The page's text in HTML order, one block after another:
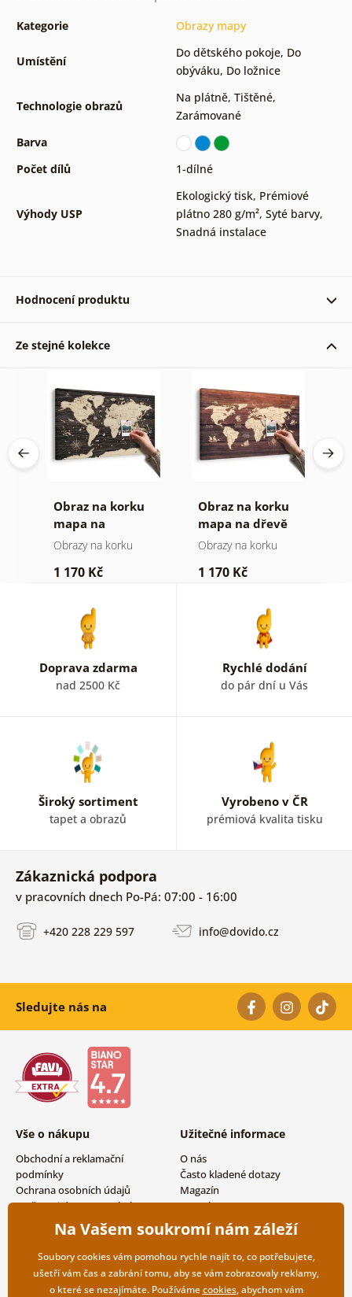
Kategorie Obrazy mapy
Umístění
Do dětského pokoje, Do
obýváku, Do ložnice
Technologie obrazů
Na plátně, Tištěné,
Zarámované
Barva
Počet dílů
1-dílné
Výhody USP
Ekologický tisk, Prémiové
plátno 280 g/m², Syté barvy,
Snadná instalace
Hodnocení produktu
Ze stejné kolekce
Obraz na korku
mapa na
dřevěném pozadí
Obrazy na korku
1 170 Kč
Obraz na korku
mapa na dřevě
Obrazy na korku
1 170 Kč
Doprava zdarma
nad 2500 Kč
Rychlé dodání
do pár dní u Vás
Široký sortiment
tapet a obrazů
Vyrobeno v ČR
prémiová kvalita tisku
Zákaznická podpora
v pracovních dnech Po-Pá: 07:00 - 16:00
+420 228 229 597 info@dovido.cz
Sledujte nás na
Vše o nákupu
Obchodní a reklamační
podmínky
Ochrana osobních údajů
Možnosti dopravy a platby
Vrácení zboží
Užitečné informace
O nás
Často kladené dotazy
Magazín
Kontakty
Velkoobchodní spolupráce
Na Vašem soukromí nám záleží
Soubory cookies vám pomohou rychle najít to, co potřebujete,
ušetří vám čas a zabrání tomu, aby se vám zobrazovaly reklamy,
o které se nezajímáte. Používámecookies, abychom vám